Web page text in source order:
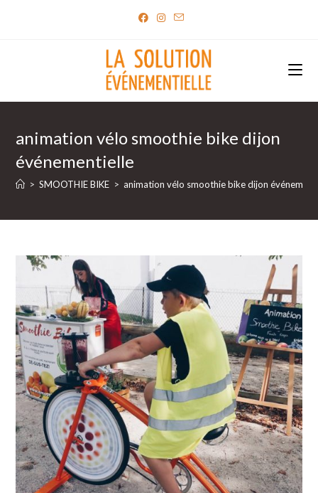
animation vélo smoothie bike dijon
événementielle
> SMOOTHIE BIKE > animation vélo smoothie bike dijon